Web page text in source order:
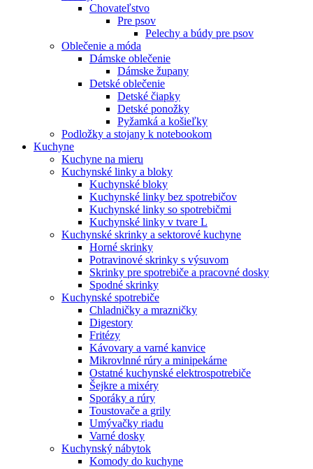
Chovateľstvo
Pre psov
Pelechy a búdy pre psov
Oblečenie a móda
Dámske oblečenie
Dámske župany
Detské oblečenie
Detské čiapky
Detské ponožky
Pyžamká a košieľky
Podložky a stojany k notebookom
Kuchyne
Kuchyne na mieru
Kuchynské linky a bloky
Kuchynské bloky
Kuchynské linky bez spotrebičov
Kuchynské linky so spotrebičmi
Kuchynské linky v tvare L
Kuchynské skrinky a sektorové kuchyne
Horné skrinky
Potravinové skrinky s výsuvom
Skrinky pre spotrebiče a pracovné dosky
Spodné skrinky
Kuchynské spotrebiče
Chladničky a mrazničky
Digestory
Fritézy
Kávovary a varné kanvice
Mikrovlnné rúry a minipekárne
Ostatné kuchynské elektrospotrebiče
Šejkre a mixéry
Sporáky a rúry
Toustovače a grily
Umývačky riadu
Varné dosky
Kuchynský nábytok
Komody do kuchyne